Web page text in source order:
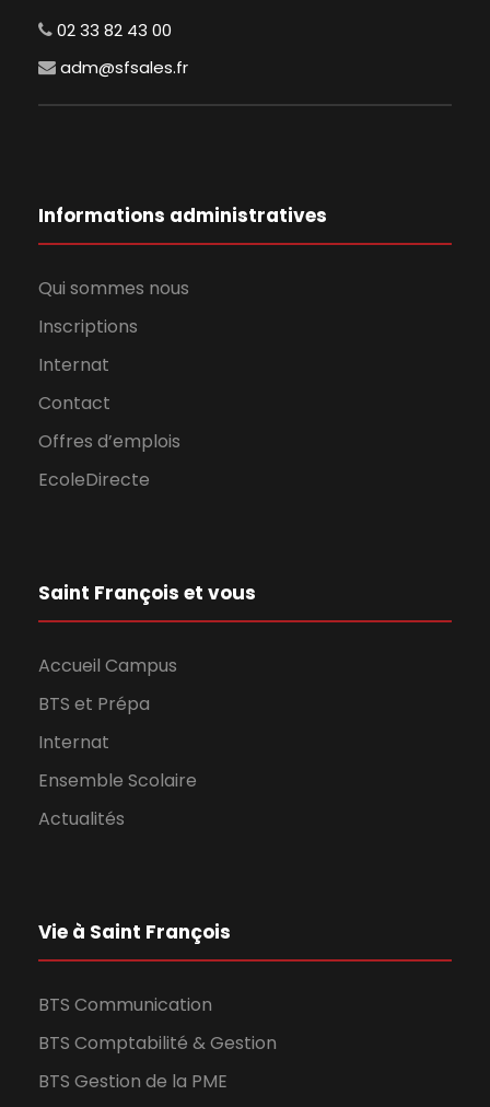
02 33 82 43 00
adm@sfsales.fr
Informations administratives
Qui sommes nous
Inscriptions
Internat
Contact
Offres d’emplois
EcoleDirecte
Saint François et vous
Accueil Campus
BTS et Prépa
Internat
Ensemble Scolaire
Actualités
Vie à Saint François
BTS Communication
BTS Comptabilité & Gestion
BTS Gestion de la PME